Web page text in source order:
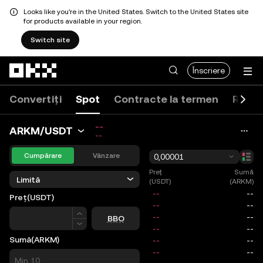
Looks like you're in the United States. Switch to the United States site
for products available in your region.
Switch site
Înscriere
Convertiți Spot Contracte la termen
ARKM/USDT --
--
Cumpărare Vânzare
Limită
Preț(USDT)
Preț
BBO
Sumă(ARKM)
0,00001
Preț
(USDT)
Sumă
(ARKM)